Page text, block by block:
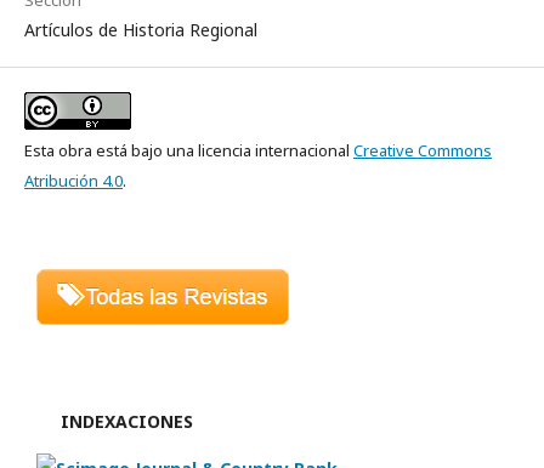
Artículos de Historia Regional
Esta obra está bajo una licencia internacional Creative Commons
Atribución 4.0.
INDEXACIONES